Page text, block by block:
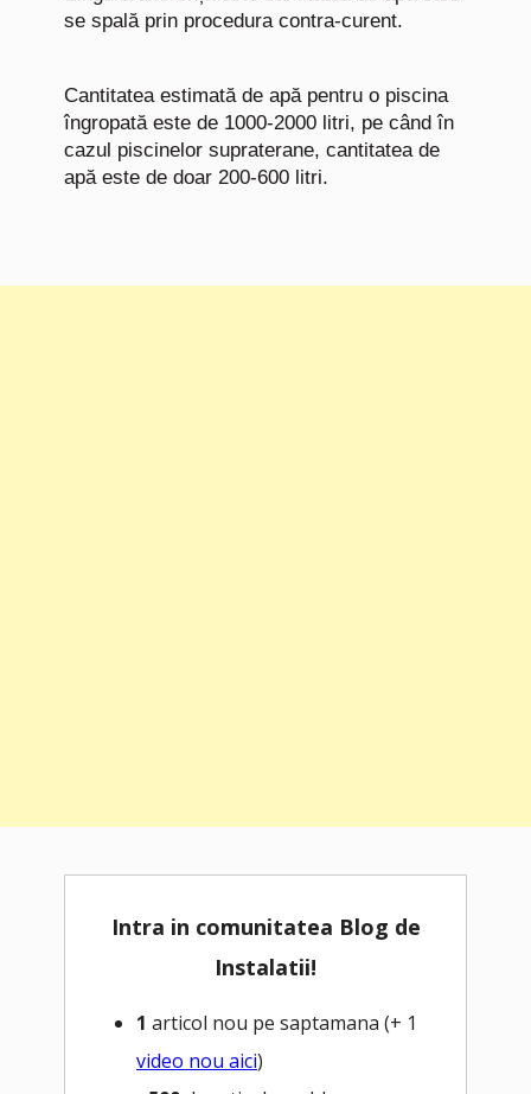
se spală prin procedura contra-curent.
Cantitatea estimată de apă pentru o piscina
îngropată este de 1000-2000 litri, pe când în
cazul piscinelor supraterane, cantitatea de
apă este de doar 200-600 litri.